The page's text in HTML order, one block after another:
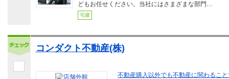
どもお任せください。当社にはさまざまな部門…
宅建
コンダクト不動産(株)
不動産購入以外でも不動産に関わるこ